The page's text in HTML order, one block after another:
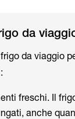
da
da viaggio
freschi. Il
anche